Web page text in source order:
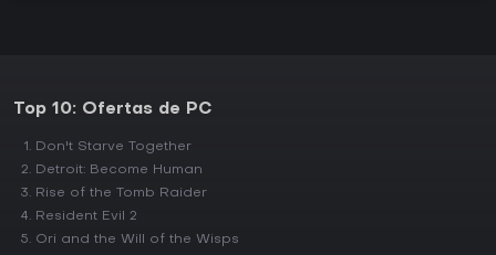
Top 10: Ofertas de PC
Don't Starve Together
Detroit: Become Human
Rise of the Tomb Raider
Resident Evil 2
Ori and the Will of the Wisps